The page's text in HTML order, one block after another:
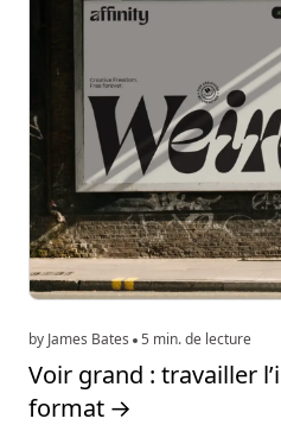
by James Bates 5 min. de lecture
Voir grand : travailler
format →